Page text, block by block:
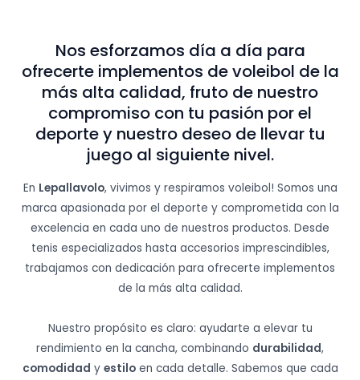
Nos esforzamos día a día para
ofrecerte implementos de voleibol de la
más alta calidad, fruto de nuestro
compromiso con tu pasión por el
deporte y nuestro deseo de llevar tu
juego al siguiente nivel.
En Lepallavolo, vivimos y respiramos voleibol! Somos una
marca apasionada por el deporte y comprometida con la
excelencia en cada uno de nuestros productos. Desde
tenis especializados hasta accesorios imprescindibles,
trabajamos con dedicación para ofrecerte implementos
de la más alta calidad.
Nuestro propósito es claro: ayudarte a elevar tu
rendimiento en la cancha, combinando durabilidad,
comodidad y estiloen cada detalle. Sabemos que cada